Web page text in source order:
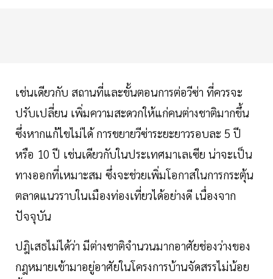
เช่นเดียวกับ สถานที่และขั้นตอนการต่อวีซ่า ที่ควรจะ
ปรับเปลี่ยน เพิ่มความสะดวกให้แก่คนต่างชาติมากขึ้น
ซึ่งหากแก้ไขไม่ได้ การขยายวีซ่าระยะยาวรอบละ 5 ปี
หรือ 10 ปี เช่นเดียวกับในประเทศมาเลเซีย น่าจะเป็น
ทางออกที่เหมาะสม ซึ่งจะช่วยเพิ่มโอกาสในการกระตุ้น
ตลาดแนวราบในเมืองท่องเที่ยวได้อย่างดี เนื่องจาก
ปัจจุบัน
ปฎิเสธไม่ได้ว่า มีต่างชาติจำนวนมากอาศัยช่องว่างของ
กฎหมายเข้ามาอยู่อาศัยในโครงการบ้านจัดสรรไม่น้อย